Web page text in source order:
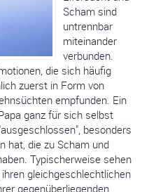
Scham sind
untrennbar
miteinander
verbunden.
die sich häufig
zuerst in Form von
empfunden. Ein
ganz für sich selbst
besonders
hat, die zu Scham und
Typischerweise sehen
gleichgeschlechtlichen
gegenüberliegenden